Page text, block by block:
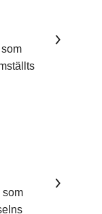
som